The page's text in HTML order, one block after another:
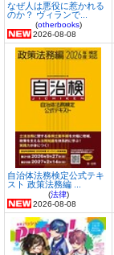
なぜ人は悪役に惹かれる
のか？ ヴィランで...
(otherbooks)
2026-08-08
自治体法務検定公式テキ
スト 政策法務編 ...
(法律)
2026-08-08